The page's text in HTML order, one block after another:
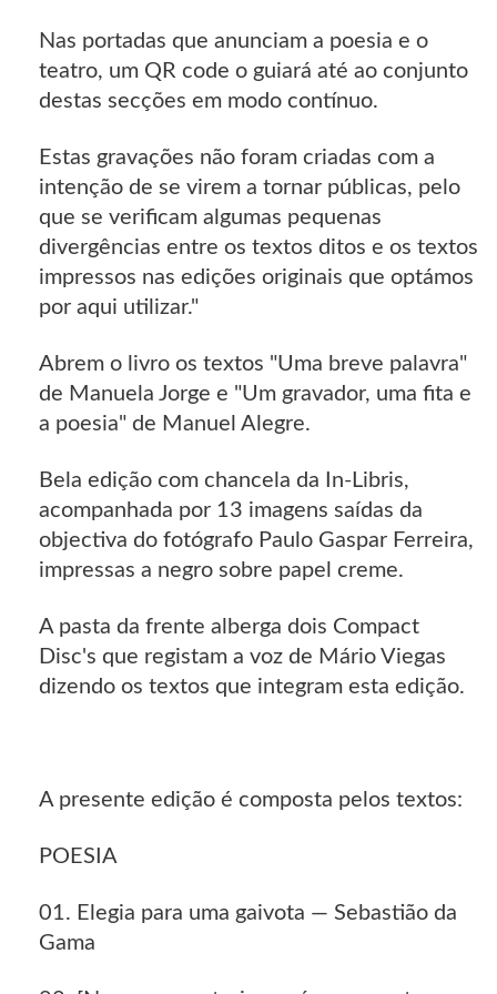
Nas portadas que anunciam a poesia e o
teatro, um QR code o guiará até ao conjunto
destas secções em modo contínuo.
Estas gravações não foram criadas com a
intenção de se virem a tornar públicas, pelo
que se verificam algumas pequenas
divergências entre os textos ditos e os textos
impressos nas edições originais que optámos
por aqui utilizar."
Abrem o livro os textos "Uma breve palavra"
de Manuela Jorge e "Um gravador, uma fita e
a poesia" de Manuel Alegre.
Bela edição com chancela da In-Libris,
acompanhada por 13 imagens saídas da
objectiva do fotógrafo Paulo Gaspar Ferreira,
impressas a negro sobre papel creme.
A pasta da frente alberga dois Compact
Disc's que registam a voz de Mário Viegas
dizendo os textos que integram esta edição.
A presente edição é composta pelos textos:
POESIA
01. Elegia para uma gaivota — Sebastião da
Gama